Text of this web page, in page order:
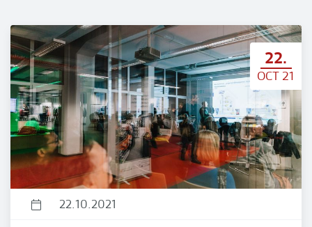
22.
OCT 21
22.10.2021